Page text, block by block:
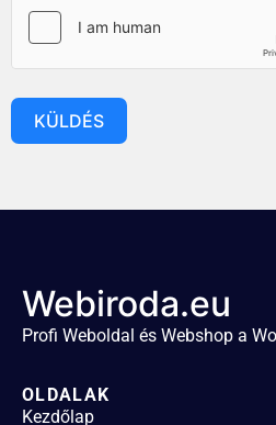
KÜLDÉS
Webiroda.eu
Profi Weboldal és Webshop a
OLDALAK
Kezdőlap